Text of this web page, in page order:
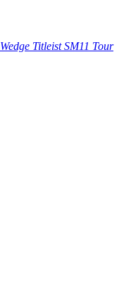
Wedge Titleist SM11 Tour